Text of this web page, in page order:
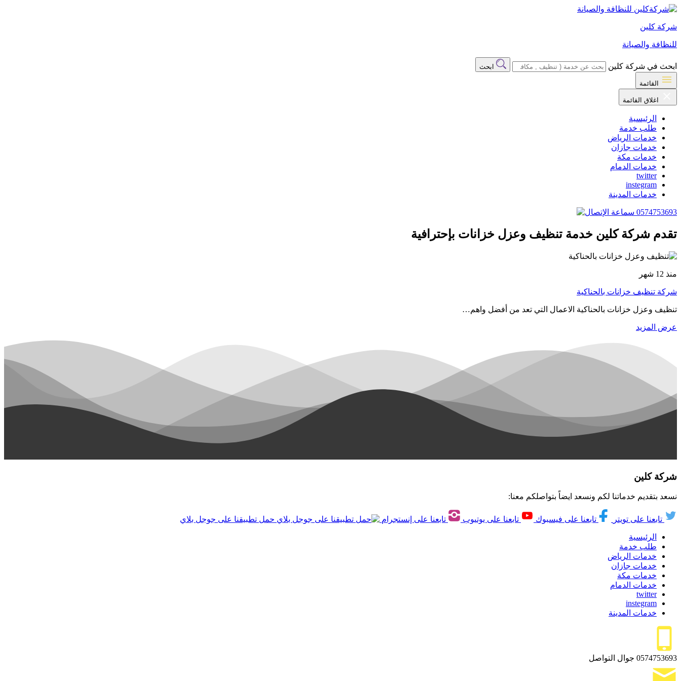
شركة كلين
للنظافة والصيانة
ابحث في شركة كلين ابحث
القائمة
اغلاق القائمة
الرئيسية
طلب خدمة
خدمات الرياض
خدمات جازان
خدمات مكة
خدمات الدمام
twitter
instegram
خدمات المدينة
0574753693
تقدم شركة كلين خدمة تنظيف وعزل خزانات بإحترافية
منذ 12 شهر
شركة تنظيف خزانات بالحناكية
تنظيف وعزل خزانات بالحناكية الاعمال التي تعد من أفضل واهم…
عرض المزيد
شركة كلين
نسعد بتقديم خدماتنا لكم ونسعد ايضاً بتواصلكم معنا:
تابعنا على تويتر تابعنا على فيسبوك تابعنا على يوتيوب تابعنا على إنستجرام حمل تطبيقنا على جوجل بلاي
الرئيسية
طلب خدمة
خدمات الرياض
خدمات جازان
خدمات مكة
خدمات الدمام
twitter
instegram
خدمات المدينة
0574753693 جوال التواصل